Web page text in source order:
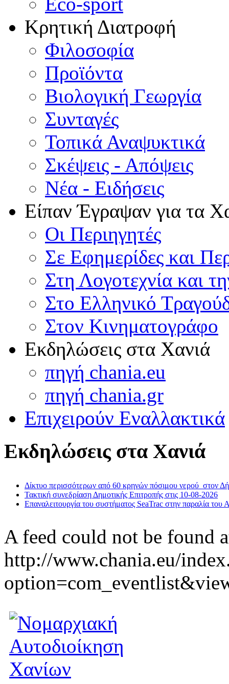
Κρητική Διατροφή
Φιλοσοφία
Προϊόντα
Βιολογική Γεωργία
Συνταγές
Τοπικά Αναψυκτικά
Σκέψεις - Απόψεις
Νέα - Ειδήσεις
Είπαν Έγραψαν για τα
Οι Περιηγητές
Σε Εφημερίδες και
Στη Λογοτεχνία και
Στο Ελληνικό
Στον Κινηματογράφο
Εκδηλώσεις στα Χανιά
πηγή chania.eu
πηγή chania.gr
Επιχειρούν Εναλλακτικά
Εκδηλώσεις στα Χανιά
Δίκτυο περισσότερων από 60 κρηνών πόσιμου νερού στον
Τακτική συνεδρίαση Δημοτικής Επιτροπής στις 10-08-2026
Επαναλειτουργία του συστήματος SeaTrac στην παραλία του
A feed could not be found
http://www.chania.eu/